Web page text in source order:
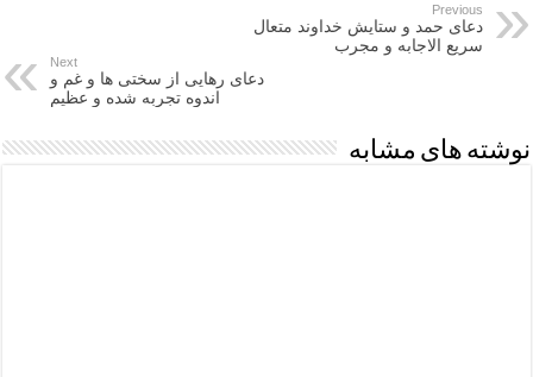
Previous
دعای حمد و ستایش خداوند متعال
سریع الاجابه و مجرب
Next
دعای رهایی از سختی ها و غم و
اندوه تجربه شده و عظیم
نوشته های مشابه